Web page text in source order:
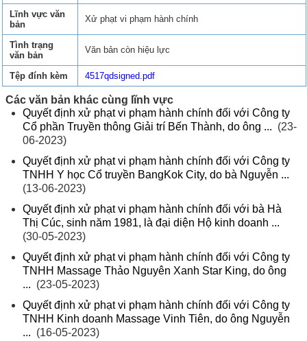
Lĩnh vực văn
bản
Xử phạt vi phạm hành chính
Tình trạng
văn bản
Văn bản còn hiệu lực
Tệp đính kèm 4517qdsigned.pdf
Các văn bản khác cùng lĩnh vực
Quyết định xử phạt vi phạm hành chính đối với Công ty
Cổ phần Truyền thông Giải trí Bến Thành, do ông ... (23-
06-2023)
Quyết định xử phạt vi phạm hành chính đối với Công ty
TNHH Y học Cổ truyền BangKok City, do bà Nguyễn ...
(13-06-2023)
Quyết định xử phạt vi phạm hành chính đối với bà Hà
Thị Cúc, sinh năm 1981, là đại diện Hộ kinh doanh ...
(30-05-2023)
Quyết định xử phạt vi phạm hành chính đối với Công ty
TNHH Massage Thảo Nguyên Xanh Star King, do ông
... (23-05-2023)
Quyết định xử phạt vi phạm hành chính đối với Công ty
TNHH Kinh doanh Massage Vinh Tiên, do ông Nguyễn
... (16-05-2023)